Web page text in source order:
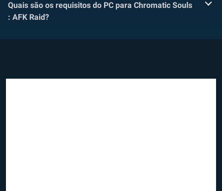
Quais são os requisitos do PC para Chromatic Souls
: AFK Raid?